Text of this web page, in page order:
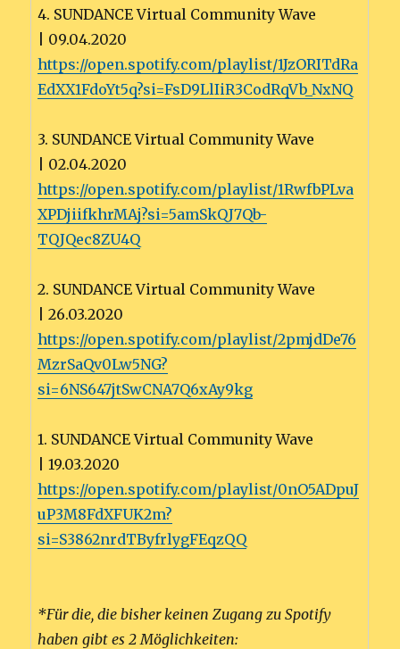
4. SUNDANCE Virtual Community Wave
| 09.04.2020
https://open.spotify.com/playlist/1JzORITdRa
EdXX1FdoYt5q?si=FsD9LlIiR3CodRqVb_NxNQ
3. SUNDANCE Virtual Community Wave
| 02.04.2020
https://open.spotify.com/playlist/1RwfbPLva
XPDjiifkhrMAj?si=5amSkQJ7Qb-
TQJQec8ZU4Q
2. SUNDANCE Virtual Community Wave
| 26.03.2020
https://open.spotify.com/playlist/2pmjdDe76
MzrSaQv0Lw5NG?
si=6NS647jtSwCNA7Q6xAy9kg
1. SUNDANCE Virtual Community Wave
| 19.03.2020
https://open.spotify.com/playlist/0nO5ADpuJ
uP3M8FdXFUK2m?
si=S3862nrdTByfrlygFEqzQQ
*Für die, die bisher keinen Zugang zu Spotify
haben gibt es 2 Möglichkeiten: